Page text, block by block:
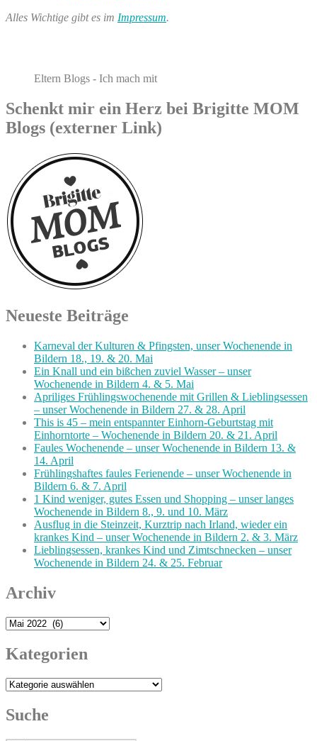
Alles Wichtige gibt es im Impressum.
Eltern Blogs - Ich mach mit
Schenkt mir ein Herz bei Brigitte MOM
Blogs (externer Link)
Neueste Beiträge
Karneval der Kulturen & Pfingsten, unser Wochenende in
Bildern 18., 19. & 20. Mai
Ein Knall und ein bißchen zuviel Wasser – unser
Wochenende in Bildern 4. & 5. Mai
Apriliges Frühlingswochenende mit Grillen & Lieblingsessen
– unser Wochenende in Bildern 27. & 28. April
This is 45 – mein entspannter Einhorn-Geburtstag mit
Einhorntorte – Wochenende in Bildern 20. & 21. April
Faules Wochenende – unser Wochenende in Bildern 13. &
14. April
Frühlingshaftes faules Ferienende – unser Wochenende in
Bildern 6. & 7. April
1 Kind weniger, gutes Essen und Shopping – unser langes
Wochenende in Bildern 8., 9. und 10. März
Ausflug in die Steinzeit, Kurztrip nach Irland, wieder ein
krankes Kind – unser Wochenende in Bildern 2. & 3. März
Lieblingsessen, krankes Kind und Zimtschnecken – unser
Wochenende in Bildern 24. & 25. Februar
Archiv
Archiv
Kategorien
Kategorien
Suche